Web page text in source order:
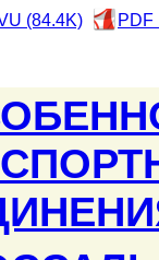
(84.4K) PDF